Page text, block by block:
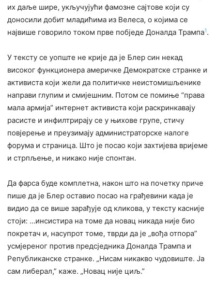
их даље шире, укључујући фамозне сајтове који су
доносили добит младићима из Велеса, о којима се
највише говорило током прве побједе Доналда Трампа1.
У тексту се уопште не крије да је Блер син некад
високог функционера америчке Демократске странке и
активиста који жели да политичке неистомишљенике
направи глупим и смијешним. Потом се помиње “права
мала армија” интернет активиста који раскринкавају
расисте и инфилтрирају се у њихове групе, стичу
повјерење и преузимају администраторске налоге
форума и страница. Што је посао који захтијева вријеме
и стрпљење, и никако није спонтан.
Да фарса буде комплетна, након што на почетку приче
пише да је Блер оставио посао на грађевини када је
видио да се више зарађује од кликова, у тексту касније
стоји: …инсистира на томе да новац никада није био
покретач и, насупрот томе, тврди да је „вођа отпора”
усмјереног против предсједника Доналда Трампа и
Републиканске странке. „Нисам никакво чудовиште. Ја
сам либерал,” каже. „Новац није циљ.”